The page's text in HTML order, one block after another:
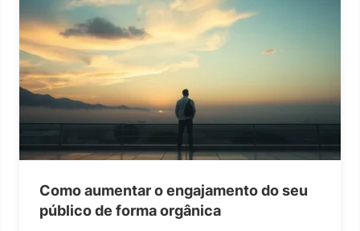
Como aumentar o engajamento do seu
público de forma orgânica